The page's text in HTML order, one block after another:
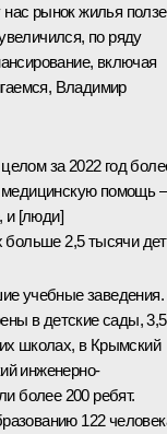
рынок жилья
по ряду
включая
Владимир
за 2022 год
медицинскую помощь –
и [люди]
больше 2,5 тысячи
учебные заведения.
в детские сады, 3,5
школах, в Крымский
инженерно-
более 200 ребят.
122